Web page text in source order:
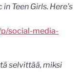
Teen Girls. Here’s
social-media-
selvittää, miksi